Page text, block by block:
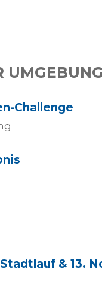
Challenge
& 13.